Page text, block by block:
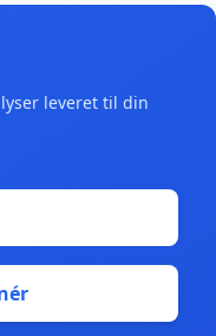
leveret til din